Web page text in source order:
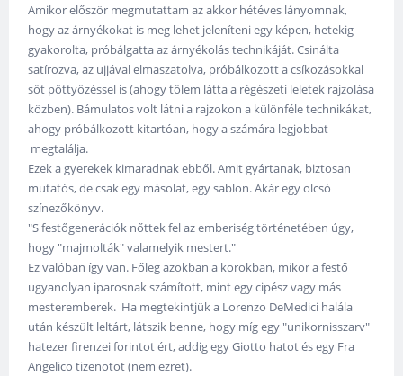
Amikor először megmutattam az akkor hétéves lányomnak,
hogy az árnyékokat is meg lehet jeleníteni egy képen, hetekig
gyakorolta, próbálgatta az árnyékolás technikáját. Csinálta
satírozva, az ujjával elmaszatolva, próbálkozott a csíkozásokkal
sőt pöttyözéssel is (ahogy tőlem látta a régészeti leletek rajzolása
közben). Bámulatos volt látni a rajzokon a különféle technikákat,
ahogy próbálkozott kitartóan, hogy a számára legjobbat
megtalálja.
Ezek a gyerekek kimaradnak ebből. Amit gyártanak, biztosan
mutatós, de csak egy másolat, egy sablon. Akár egy olcsó
színezőkönyv.
"S festőgenerációk nőttek fel az emberiség történetében úgy,
hogy "majmolták" valamelyik mestert."
Ez valóban így van. Főleg azokban a korokban, mikor a festő
ugyanolyan iparosnak számított, mint egy cipész vagy más
mesteremberek. Ha megtekintjük a Lorenzo DeMedici halála
után készült leltárt, látszik benne, hogy míg egy "unikornisszarv"
hatezer firenzei forintot ért, addig egy Giotto hatot és egy Fra
Angelico tizenötöt (nem ezret).